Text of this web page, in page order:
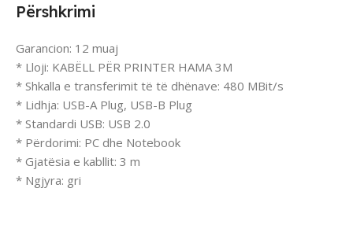
Përshkrimi
Garancion: 12 muaj
* Lloji: KABËLL PËR PRINTER HAMA 3M
* Shkalla e transferimit të të dhënave: 480 MBit/s
* Lidhja: USB-A Plug, USB-B Plug
* Standardi USB: USB 2.0
* Përdorimi: PC dhe Notebook
* Gjatësia e kabllit: 3 m
* Ngjyra: gri